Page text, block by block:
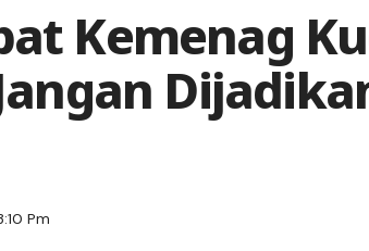
Kemenag
Pm